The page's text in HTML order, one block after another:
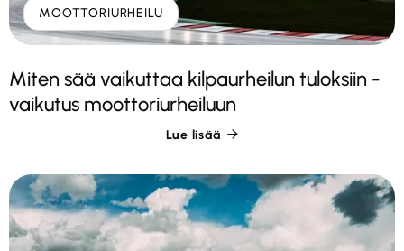
MOOTTORIURHEILU
Miten sää vaikuttaa kilpaurheilun tuloksiin -
vaikutus moottoriurheiluun
Lue lisää 